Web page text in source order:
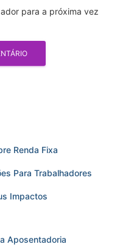
para a próxima vez
Renda Fixa
Para Trabalhadores
Impactos
Aposentadoria